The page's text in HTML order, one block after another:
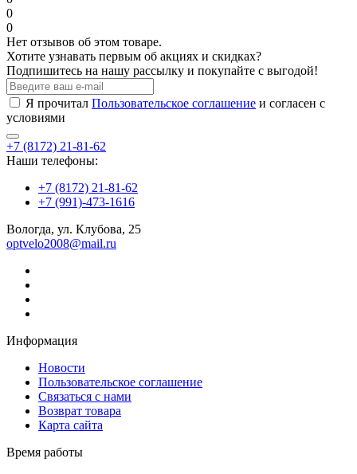
0
0
Нет отзывов об этом товаре.
Хотите узнавать первым об акциях и скидках?
Подпишитесь на нашу рассылку и покупайте с выгодой!
Я прочитал Пользовательское соглашение и согласен с
условиями
+7 (8172) 21-81-62
Наши телефоны:
+7 (8172) 21-81-62
+7 (991)-473-1616
Вологда, ул. Клубова, 25
optvelo2008@mail.ru
Информация
Новости
Пользовательское соглашение
Связаться с нами
Возврат товара
Карта сайта
Время работы